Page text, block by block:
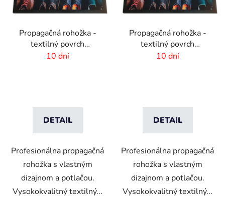
Propagačná rohožka -
textilný povrch
-75x50cm
10 dní
DETAIL
Profesionálna propagačná
rohožka s vlastným
dizajnom a potlačou.
Vysokokvalitný textilný...
Propagačná rohožka -
textilný povrch
-150x300cm
10 dní
DETAIL
Profesionálna propagačná
rohožka s vlastným
dizajnom a potlačou.
Vysokokvalitný textilný...